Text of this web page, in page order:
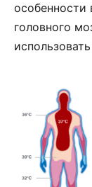
особенности
головного